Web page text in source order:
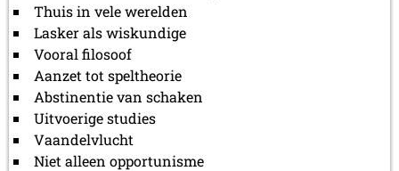
Thuis in vele werelden
Lasker als wiskundige
Vooral filosoof
Aanzet tot speltheorie
Abstinentie van schaken
Uitvoerige studies
Vaandelvlucht
Niet alleen opportunisme